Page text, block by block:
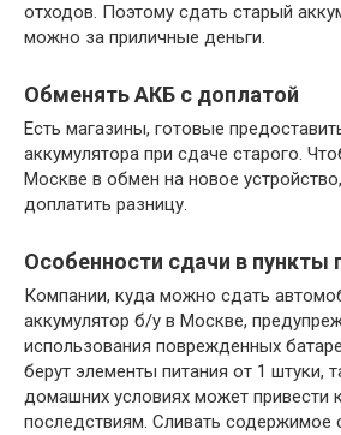
отходов. Поэтому сдать старый
можно за приличные деньги.
Обменять АКБ с доплатой
Есть магазины, готовые
аккумулятора при сдаче старого.
Москве в обмен на новое
доплатить разницу.
Особенности сдачи в пункты
Компании, куда можно сдать
аккумулятор б/у в Москве,
использования поврежденных
берут элементы питания от 1 штуки,
домашних условиях может привести
последствиям. Сливать содержимое